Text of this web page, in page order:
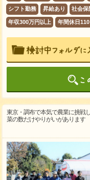
シフト勤務 昇給あり 社会保
年収300万円以上 年間休日
東京・調布で本気で農業に挑戦
菜の数だけやりがいがあります